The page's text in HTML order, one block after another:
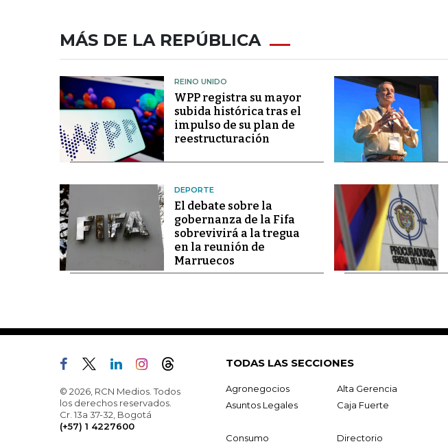
MÁS DE LA REPÚBLICA
REINO UNIDO
WPP registra su mayor
subida histórica tras el
impulso de su plan de
reestructuración
DEPORTE
El debate sobre la
gobernanza de la Fifa
sobrevivirá a la tregua
en la reunión de
Marruecos
© 2026, RCN Medios. Todos
los derechos reservados.
Cr. 13a 37-32, Bogotá
(+57) 1 4227600
TODAS LAS SECCIONES
Agronegocios Alta Gerencia
Asuntos Legales
Caja Fuerte
Consumo
Directorio